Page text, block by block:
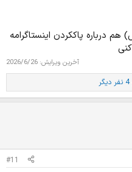
پاککردن اینستاگرامه
آخرین ویرایش: 2026/6/26
#11